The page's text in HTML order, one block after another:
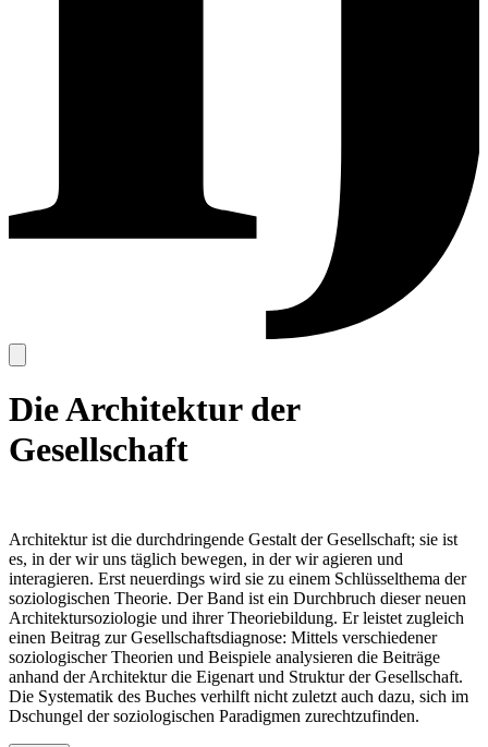
Die Architektur der
Gesellschaft
Architektur ist die durchdringende Gestalt der Gesellschaft; sie ist
es, in der wir uns täglich bewegen, in der wir agieren und
interagieren. Erst neuerdings wird sie zu einem Schlüsselthema der
soziologischen Theorie. Der Band ist ein Durchbruch dieser neuen
Architektursoziologie und ihrer Theoriebildung. Er leistet zugleich
einen Beitrag zur Gesellschaftsdiagnose: Mittels verschiedener
soziologischer Theorien und Beispiele analysieren die Beiträge
anhand der Architektur die Eigenart und Struktur der Gesellschaft.
Die Systematik des Buches verhilft nicht zuletzt auch dazu, sich im
Dschungel der soziologischen Paradigmen zurechtzufinden.